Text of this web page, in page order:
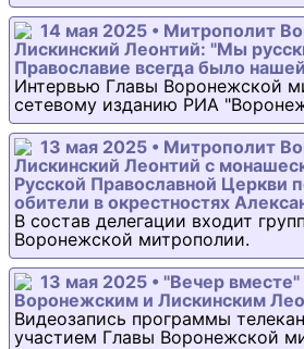
14 мая 2025 • Митрополит
Лискинский Леонтий: "Мы
Православие всегда было
Интервью Главы Воронежской
сетевому изданию РИА
13 мая 2025 • Митрополит
Лискинский Леонтий с
Русской Православной Церкви
обители в окрестностях
В состав делегации входит
Воронежской митрополии.
13 мая 2025 • "Вечер
Воронежским и Лискинским
Видеозапись программы
участием Главы Воронежской